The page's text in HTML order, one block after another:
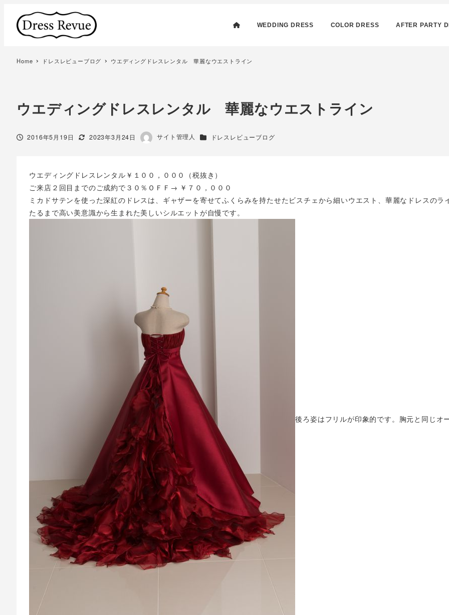
WEDDING DRESS COLOR DRESS AFTER PARTY
Home ドレスレビューブログ ウエディングドレスレンタル 華麗なウエストライン
ウエディングドレスレンタル 華麗なウエストライン
投稿日
2016年5月19日 更新日
2023年3月24日
著
サイト管理人 カテゴリー
ドレスレビューブログ
ウエディングドレスレンタル￥１００，０００（税抜き）
ご来店２回目までのご成約で３０％ＯＦＦ→ ￥７０，０００
ミカドサテンを使った深紅のドレスは、ギャザーを寄せてふくらみを持たせたビスチェから細いウエスト、華麗なドレスのラ
たるまで高い美意識から生まれた美しいシルエットが自慢です。
後ろ姿はフリルが印象的です。胸元と同じオ